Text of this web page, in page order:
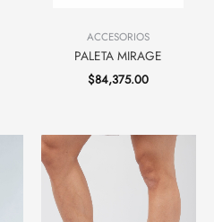
ACCESORIOS
PALETA MIRAGE
$84,375.00